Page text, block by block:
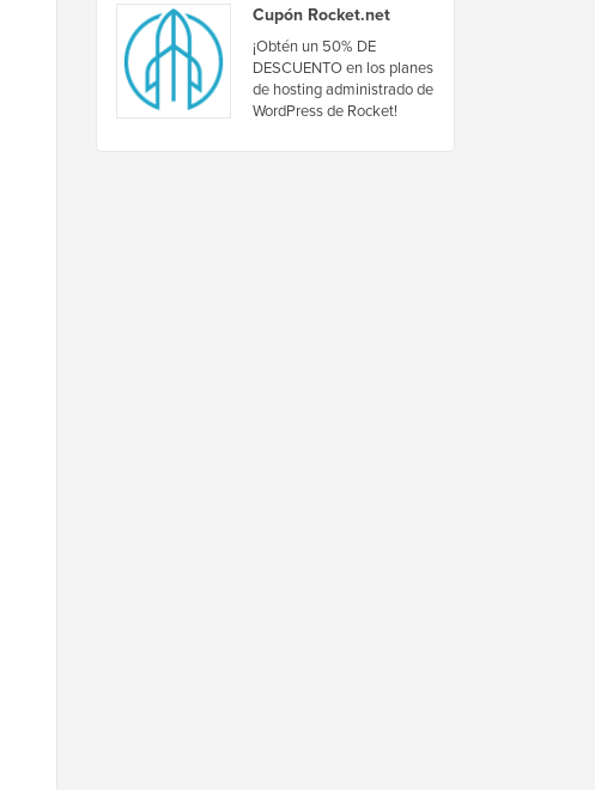
Cupón Rocket.net
¡Obtén un 50% DE
DESCUENTO en los planes
de hosting administrado de
WordPress de Rocket!